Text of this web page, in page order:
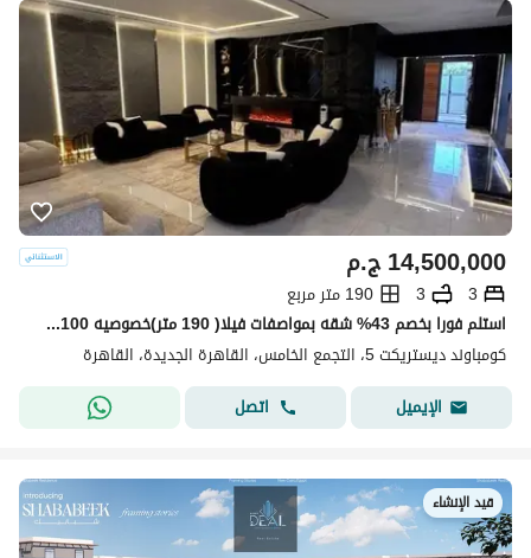
ج.م14,500,000
3
3
190 متر مربع
استلم فورا بخصم 43% شقه بمواصفات فيلا( 190 متر)خصوصيه 100% للبيع في ديستريكت 5 - District 5 التجمع الخامس دقائق من ميفيدا وهايد بارك وماونتن فيو
كومباوند ديستريكت 5، التجمع الخامس، القاهرة الجديدة، القاهرة
الإيميل
اتصل
قيد الإنشاء